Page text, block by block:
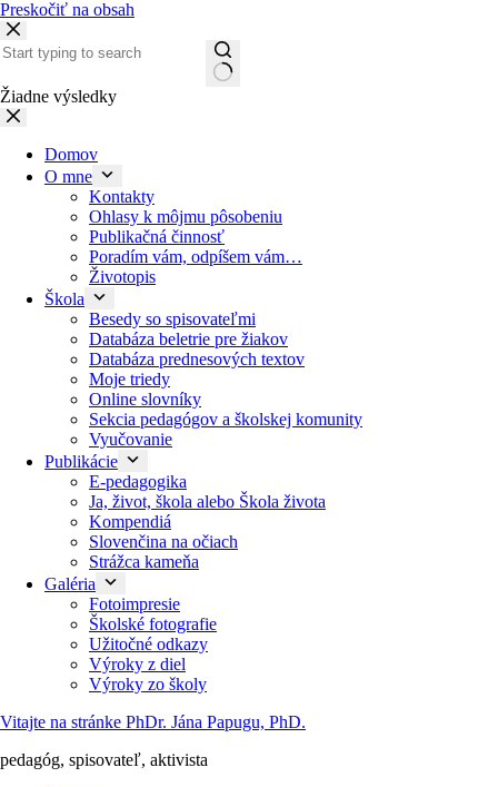
Preskočiť na obsah
Žiadne výsledky
Domov
O mne
Kontakty
Ohlasy k môjmu pôsobeniu
Publikačná činnosť
Poradím vám, odpíšem vám…
Životopis
Škola
Besedy so spisovateľmi
Databáza beletrie pre žiakov
Databáza prednesových textov
Moje triedy
Online slovníky
Sekcia pedagógov a školskej komunity
Vyučovanie
Publikácie
E-pedagogika
Ja, život, škola alebo Škola života
Kompendiá
Slovenčina na očiach
Strážca kameňa
Galéria
Fotoimpresie
Školské fotografie
Užitočné odkazy
Výroky z diel
Výroky zo školy
Vitajte na stránke PhDr. Jána Papugu, PhD.
pedagóg, spisovateľ, aktivista